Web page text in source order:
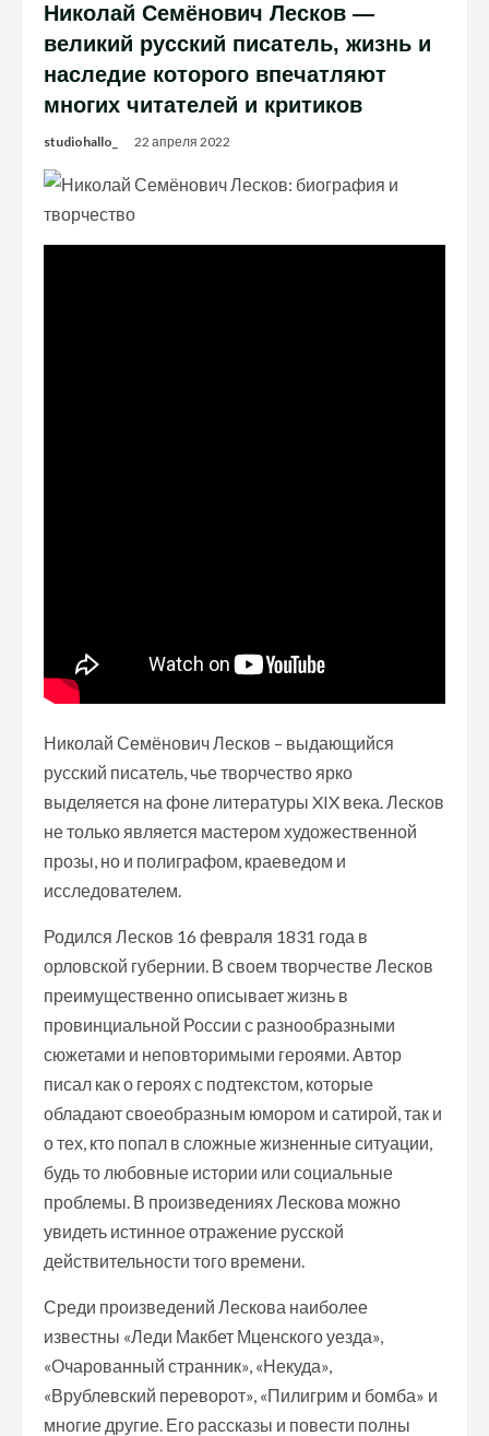
Николай Семёнович Лесков —
великий русский писатель, жизнь и
наследие которого впечатляют
многих читателей и критиков
studiohallo_ 22 апреля 2022
Николай Семёнович Лесков – выдающийся
русский писатель, чье творчество ярко
выделяется на фоне литературы XIX века. Лесков
не только является мастером художественной
прозы, но и полиграфом, краеведом и
исследователем.
Родился Лесков 16 февраля 1831 года в
орловской губернии. В своем творчестве Лесков
преимущественно описывает жизнь в
провинциальной России с разнообразными
сюжетами и неповторимыми героями. Автор
писал как о героях с подтекстом, которые
обладают своеобразным юмором и сатирой, так и
о тех, кто попал в сложные жизненные ситуации,
будь то любовные истории или социальные
проблемы. В произведениях Лескова можно
увидеть истинное отражение русской
действительности того времени.
Среди произведений Лескова наиболее
известны «Леди Макбет Мценского уезда»,
«Очарованный странник», «Некуда»,
«Врублевский переворот», «Пилигрим и бомба» и
многие другие. Его рассказы и повести полны